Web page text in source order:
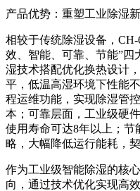
产品优势：重塑工业除湿
相较于传统除湿设备，
效、智能、可靠、节能”四
湿技术搭配优化换热设计
平，低温高湿环境下性能
程运维功能，实现除湿管
本；可靠层面，工业级硬
使用寿命可达8年以上；
略，大幅降低运行能耗，
作为工业级智能除湿的核
向，通过技术优化实现高